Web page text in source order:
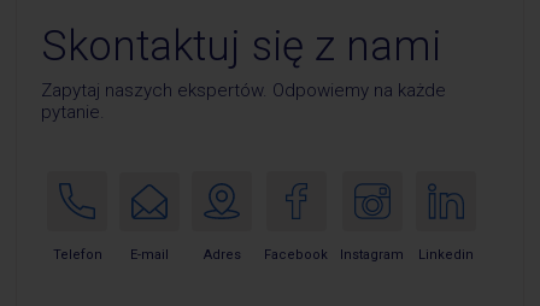
Skontaktuj się z nami
Zapytaj naszych ekspertów. Odpowiemy na każde
pytanie.
Telefon E-mail Adres Facebook Instagram Linkedin